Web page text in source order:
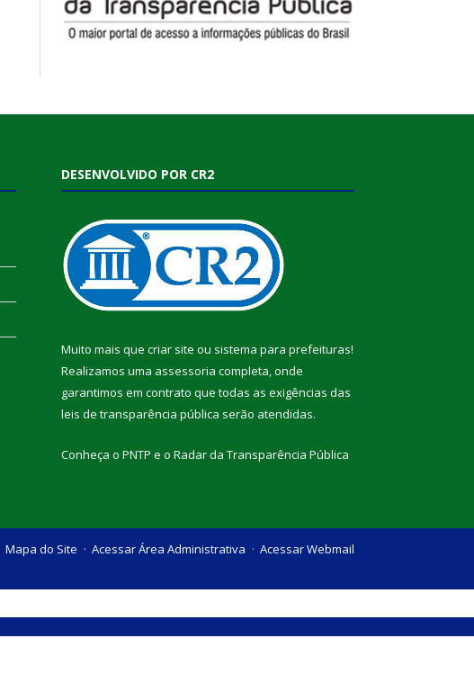
DESENVOLVIDO POR CR2
Muito mais que criar site ou sistema para prefeituras!
Realizamos uma assessoria completa, onde
garantimos em contrato que todas as exigências das
leis de transparência pública serão atendidas.
Conheça o PNTP e o Radar da Transparência Pública
Mapa do Site Acessar Área Administrativa Acessar Webmail